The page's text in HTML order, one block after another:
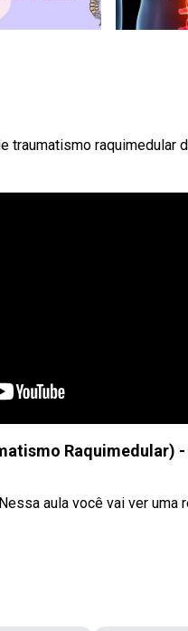
traumatismo raquimedular
Raquimedular)
aula você vai ver uma